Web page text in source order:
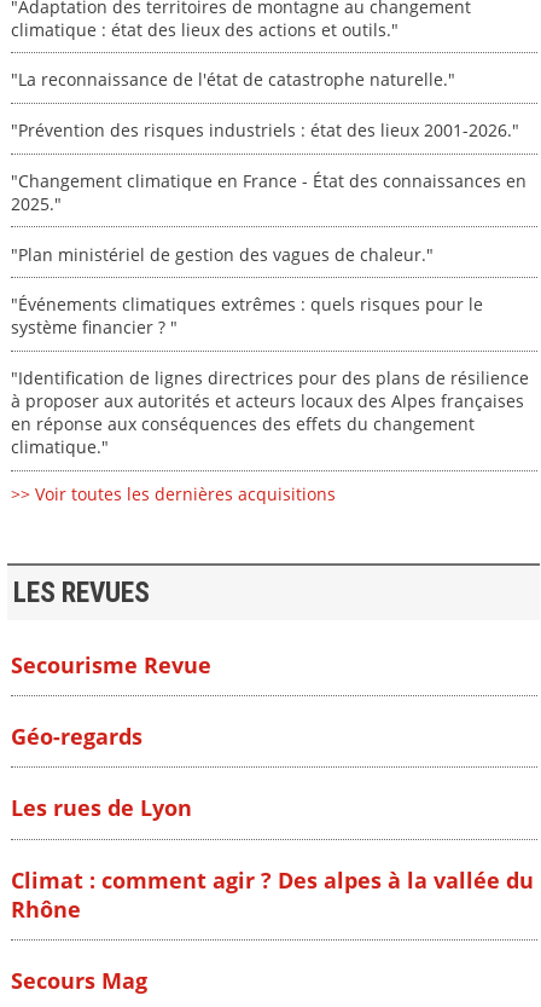
"Adaptation des territoires de montagne au changement
climatique : état des lieux des actions et outils."
"La reconnaissance de l'état de catastrophe naturelle."
"Prévention des risques industriels : état des lieux 2001-2026."
"Changement climatique en France - État des connaissances en
2025."
"Plan ministériel de gestion des vagues de chaleur."
"Événements climatiques extrêmes : quels risques pour le
système financier ? "
"Identification de lignes directrices pour des plans de résilience
à proposer aux autorités et acteurs locaux des Alpes françaises
en réponse aux conséquences des effets du changement
climatique."
>> Voir toutes les dernières acquisitions
LES REVUES
Secourisme Revue
Géo-regards
Les rues de Lyon
Climat : comment agir ? Des alpes à la vallée du
Rhône
Secours Mag